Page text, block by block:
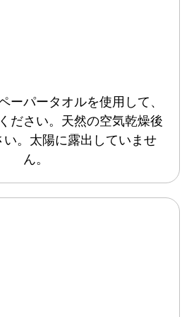
パータオルを使用して、
ださい。天然の空気乾燥後
。太陽に露出していませ
ん。